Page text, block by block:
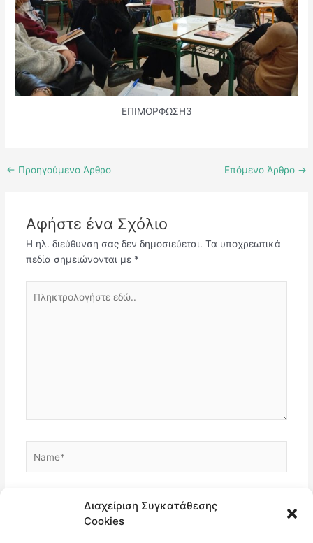
Διαχείριση Συγκατάθεσης
Cookies
ΕΠΙΜΟΡΦΩΣΗ3
← Προηγούμενο Άρθρο Επόμενο Άρθρο →
Αφήστε ένα Σχόλιο
Η ηλ. διεύθυνση σας δεν δημοσιεύεται. Τα υποχρεωτικά
πεδία σημειώνονται με *
εδώ..